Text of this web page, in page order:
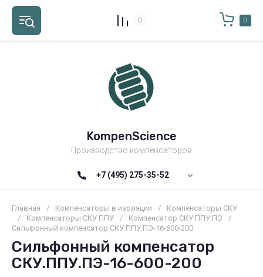
0 0
KompenScience
Производство компенсаторов
+7 (495) 275-35-52
Главная / Компенсаторы в изоляции /
Компенсаторы СКУ
/
Компенсаторы СКУ ППУ / Компенсатор СКУ.ППУ.ПЭ
/
Сильфонный компенсатор СКУ.ППУ.ПЭ-16-600-200
Сильфонный компенсатор
СКУ.ППУ.ПЭ-16-600-200